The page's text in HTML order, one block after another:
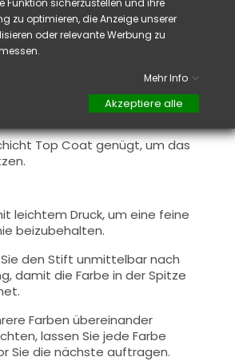
verwischt.
und härten Sie diese
unter einer UV/LED-Lampe aus.
Top Coat genügt, um das
leichtem Druck, um eine feine
beizubehalten.
den Stift unmittelbar nach
damit die Farbe in der Spitze
Farben übereinander
lassen Sie jede Farbe
Sie die nächste auftragen.
sicherzustellen und ihre
zu optimieren, die Anzeige unserer
oder relevante Werbung zu
Mehr Info
Akzeptiere alle